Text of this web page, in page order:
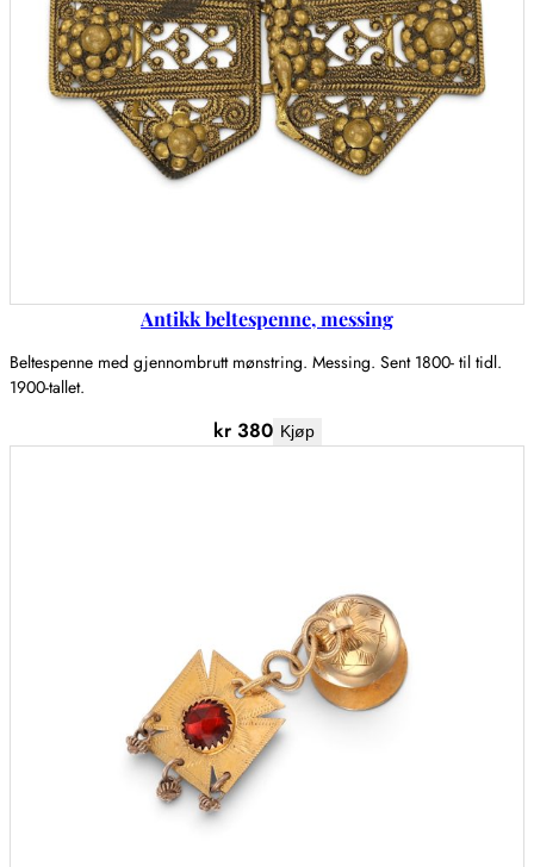
Antikk beltespenne, messing
Beltespenne med gjennombrutt mønstring. Messing. Sent 1800- til tidl.
1900-tallet.
kr380 Kjøp